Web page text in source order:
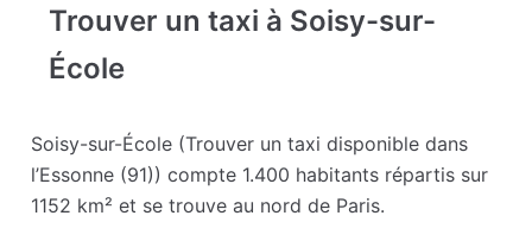
Trouver un taxi à Soisy-sur-
École
Soisy-sur-École (Trouver un taxi disponible dans
l’Essonne (91)) compte 1.400 habitants répartis sur
1152 km² et se trouve au nord de Paris.